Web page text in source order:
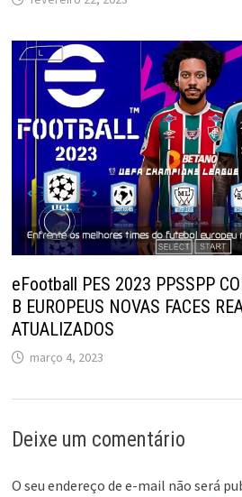
eFootball PES 2023 PPSSPP
B EUROPEUS NOVAS FACES
ATUALIZADOS
março 4, 2023
Deixe um comentário
O seu endereço de e-mail não será